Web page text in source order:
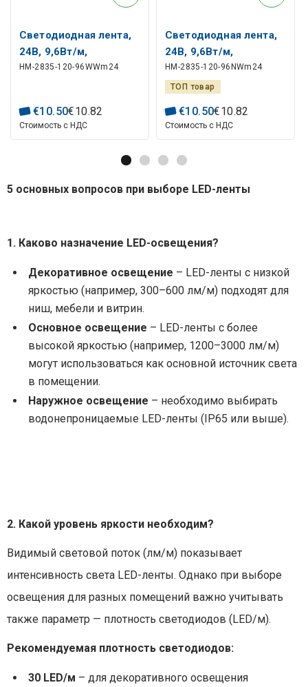
Светодиодная лента,
24В, 9,6Вт/м,
неводостойкая,
HM-2835-120-96WWm24
€10.50€10.82
Стоимость с НДС
Светодиодная лента,
24В, 9,6Вт/м,
неводостойкая,
нейтральный белый,
HM-2835-120-96NWm24
ТОП товар
€10.50€10.82
Стоимость с НДС
5 основных вопросов при выборе LED-ленты
1. Каково назначение LED-освещения?
Декоративное освещение – LED-ленты с низкой
яркостью (например, 300–600 лм/м) подходят для
ниш, мебели и витрин.
Основное освещение – LED-ленты с более
высокой яркостью (например, 1200–3000 лм/м)
могут использоваться как основной источник света
в помещении.
Наружное освещение – необходимо выбирать
водонепроницаемые LED-ленты (IP65 или выше).
2. Какой уровень яркости необходим?
Видимый световой поток (лм/м) показывает
интенсивность света LED-ленты. Однако при выборе
освещения для разных помещений важно учитывать
также параметр — плотность светодиодов (LED/м).
Рекомендуемая плотность светодиодов:
30 LED/м – для декоративного освещения